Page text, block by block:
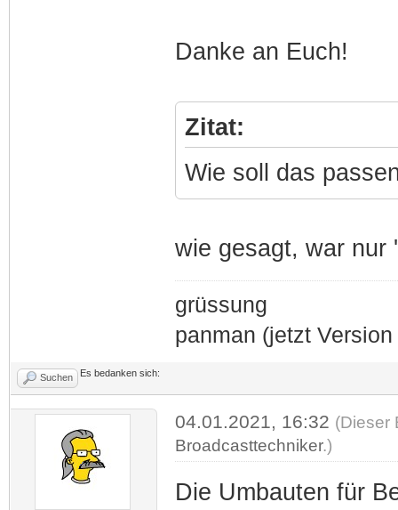
Danke an Euch!
Zitat:
Wie soll das
wie gesagt, war
grüssung
panman (jetzt Version
Suchen Es bedanken sich:
04.01.2021, 16:32 (Dieser
Broadcasttechniker.)
Die Umbauten für